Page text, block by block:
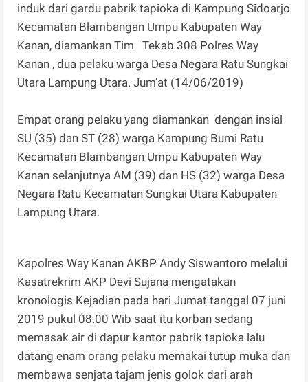
induk dari gardu pabrik tapioka di Kampung Sidoarjo
Kecamatan Blambangan Umpu Kabupaten Way
Kanan, diamankan Tim Tekab 308 Polres Way
Kanan , dua pelaku warga Desa Negara Ratu Sungkai
Utara Lampung Utara. Jum’at (14/06/2019)
Empat orang pelaku yang diamankan dengan insial
SU (35) dan ST (28) warga Kampung Bumi Ratu
Kecamatan Blambangan Umpu Kabupaten Way
Kanan selanjutnya AM (39) dan HS (32) warga Desa
Negara Ratu Kecamatan Sungkai Utara Kabupaten
Lampung Utara.
Kapolres Way Kanan AKBP Andy Siswantoro melalui
Kasatrekrim AKP Devi Sujana mengatakan
kronologis Kejadian pada hari Jumat tanggal 07 juni
2019 pukul 08.00 Wib saat itu korban sedang
memasak air di dapur kantor pabrik tapioka lalu
datang enam orang pelaku memakai tutup muka dan
membawa senjata tajam jenis golok dari arah